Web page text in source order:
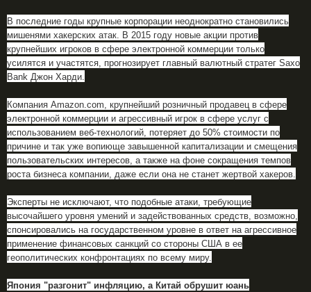
В последние годы крупные корпорации неоднократно становились
мишенями хакерских атак. В 2015 году новые акции против
крупнейших игроков в сфере электронной коммерции только
усилятся и участятся, прогнозирует главный валютный стратег Saxo
Bank Джон Харди.
Компания Amazon.com, крупнейший розничный продавец в сфере
электронной коммерции и агрессивный игрок в сфере услуг с
использованием веб-технологий, потеряет до 50% стоимости по
причине и так уже вопиюще завышенной капитализации и смещения
пользовательских интересов, а также на фоне сокращения темпов
роста бизнеса компании, даже если она не станет жертвой хакеров.
Эксперты не исключают, что подобные атаки, требующие
высочайшего уровня умений и задействованных средств, возможно,
спонсировались на государственном уровне в ответ на агрессивное
применение финансовых санкций со стороны США в ее
геополитических конфронтациях по всему миру.
Япония "разгонит" инфляцию, а Китай обрушит юань